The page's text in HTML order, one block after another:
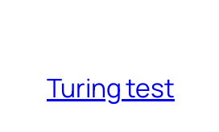
Turing test